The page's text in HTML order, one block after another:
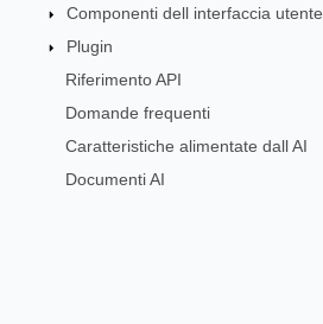
Componenti dell interfaccia utente
Plugin
Riferimento API
Domande frequenti
Caratteristiche alimentate dall AI
Documenti AI